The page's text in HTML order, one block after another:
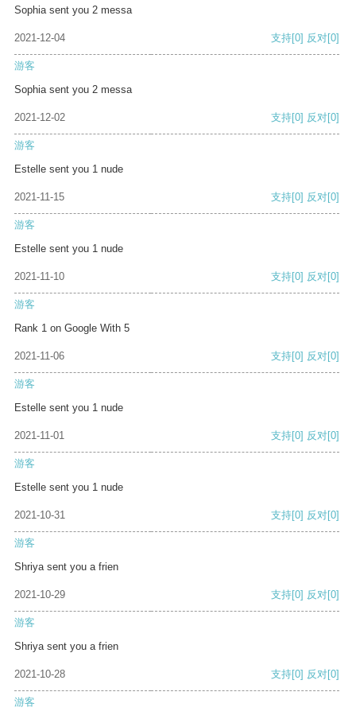
Sophia sent you 2 messa
2021-12-04 支持[0] 反对[0]
游客
Sophia sent you 2 messa
2021-12-02 支持[0] 反对[0]
游客
Estelle sent you 1 nude
2021-11-15 支持[0] 反对[0]
游客
Estelle sent you 1 nude
2021-11-10 支持[0] 反对[0]
游客
Rank 1 on Google With 5
2021-11-06 支持[0] 反对[0]
游客
Estelle sent you 1 nude
2021-11-01 支持[0] 反对[0]
游客
Estelle sent you 1 nude
2021-10-31 支持[0] 反对[0]
游客
Shriya sent you a frien
2021-10-29 支持[0] 反对[0]
游客
Shriya sent you a frien
2021-10-28 支持[0] 反对[0]
游客